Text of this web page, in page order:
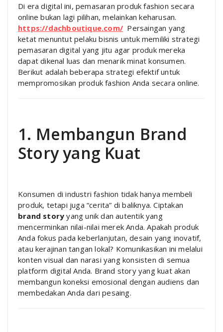
Di era digital ini, pemasaran produk fashion secara
online bukan lagi pilihan, melainkan keharusan.
https://dachboutique.com/ Persaingan yang
ketat menuntut pelaku bisnis untuk memiliki strategi
pemasaran digital yang jitu agar produk mereka
dapat dikenal luas dan menarik minat konsumen.
Berikut adalah beberapa strategi efektif untuk
mempromosikan produk fashion Anda secara online.
1. Membangun Brand
Story yang Kuat
Konsumen di industri fashion tidak hanya membeli
produk, tetapi juga “cerita” di baliknya. Ciptakan
brand story yang unik dan autentik yang
mencerminkan nilai-nilai merek Anda. Apakah produk
Anda fokus pada keberlanjutan, desain yang inovatif,
atau kerajinan tangan lokal? Komunikasikan ini melalui
konten visual dan narasi yang konsisten di semua
platform digital Anda. Brand story yang kuat akan
membangun koneksi emosional dengan audiens dan
membedakan Anda dari pesaing.